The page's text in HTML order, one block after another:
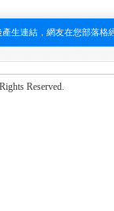
生連結，網友在您部落
Reserved.